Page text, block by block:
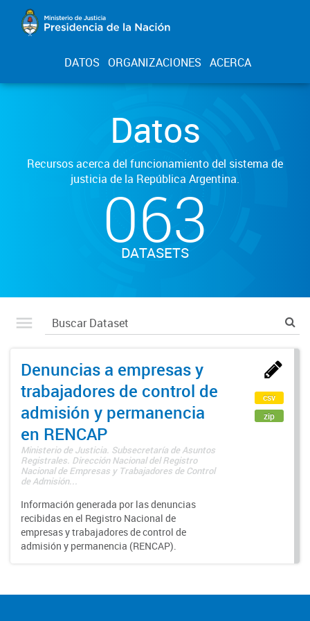
DATOS ORGANIZACIONES ACERCA
Datos
Recursos acerca del funcionamiento del sistema de
justicia de la República Argentina.
063
DATASETS
Denuncias a empresas y
trabajadores de control de
admisión y permanencia
en RENCAP
Ministerio de Justicia. Subsecretaría de Asuntos
Registrales. Dirección Nacional del Registro
Nacional de Empresas y Trabajadores de Control
de Admisión...
Información generada por las denuncias
recibidas en el Registro Nacional de
empresas y trabajadores de control de
admisión y permanencia (RENCAP).
csv
zip